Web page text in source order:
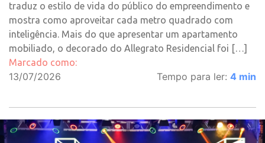
traduz o estilo de vida do público do empreendimento e
mostra como aproveitar cada metro quadrado com
inteligência. Mais do que apresentar um apartamento
mobiliado, o decorado do Allegrato Residencial foi […]
Marcado como:
13/07/2026 Tempo para ler: 4 min